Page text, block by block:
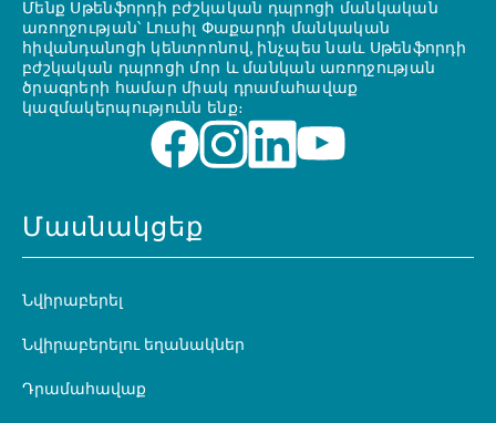
Մենք Սթենֆորդի բժշկական դպրոցի մանկական
առողջության՝ Լուսիլ Փաքարդի մանկական
հիվանդանոցի կենտրոնով, ինչպես նաև Սթենֆորդի
բժշկական դպրոցի մոր և մանկան առողջության
ծրագրերի համար միակ դրամահավաք
կազմակերպությունն ենք։
Մասնակցեք
Նվիրաբերել
Նվիրաբերելու եղանակներ
Դրամահավաք